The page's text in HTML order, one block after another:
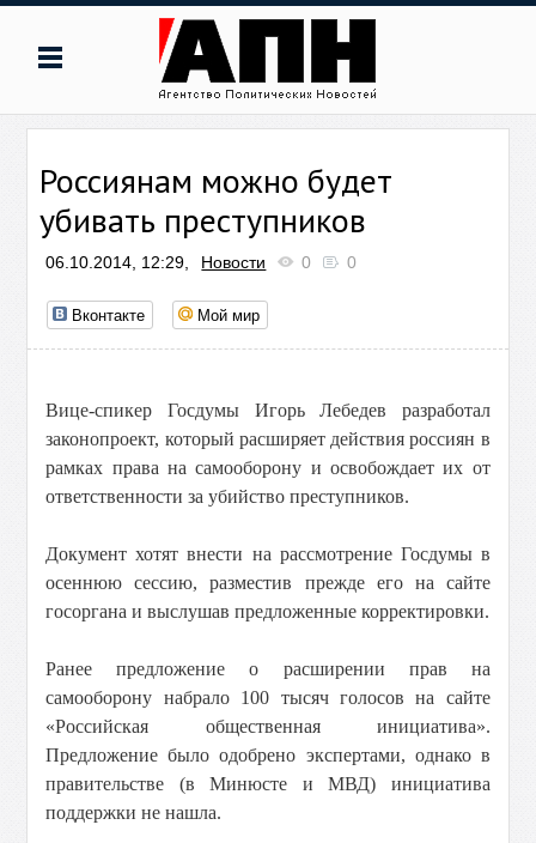
Россиянам можно будет
убивать преступников
06.10.2014, 12:29, Новости 0 0
Вконтакте Мой мир
Вице-спикер Госдумы Игорь Лебедев разработал
законопроект, который расширяет действия россиян в
рамках права на самооборону и освобождает их от
ответственности за убийство преступников.
Документ хотят внести на рассмотрение Госдумы в
осеннюю сессию, разместив прежде его на сайте
госоргана и выслушав предложенные корректировки.
Ранее предложение о расширении прав на
самооборону набрало 100 тысяч голосов на сайте
«Российская общественная инициатива».
Предложение было одобрено экспертами, однако в
правительстве (в Минюсте и МВД) инициатива
поддержки не нашла.